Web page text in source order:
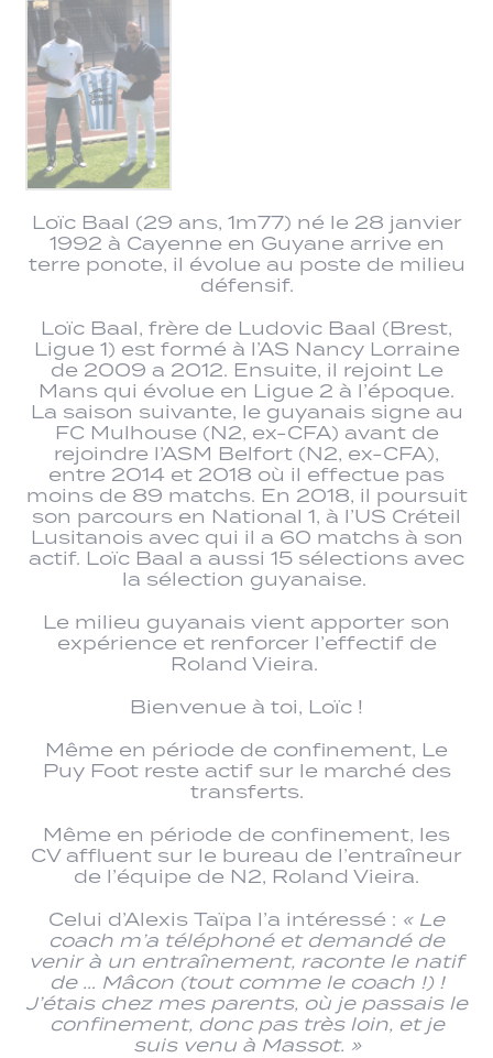
Loïc Baal (29 ans, 1m77) né le 28 janvier
1992 à Cayenne en Guyane arrive en
terre ponote, il évolue au poste de milieu
défensif.
Loïc Baal, frère de Ludovic Baal (Brest,
Ligue 1) est formé à l’AS Nancy Lorraine
de 2009 a 2012. Ensuite, il rejoint Le
Mans qui évolue en Ligue 2 à l’époque.
La saison suivante, le guyanais signe au
FC Mulhouse (N2, ex-CFA) avant de
rejoindre l’ASM Belfort (N2, ex-CFA),
entre 2014 et 2018 où il effectue pas
moins de 89 matchs. En 2018, il poursuit
son parcours en National 1, à l’US Créteil
Lusitanois avec qui il a 60 matchs à son
actif. Loïc Baal a aussi 15 sélections avec
la sélection guyanaise.
Le milieu guyanais vient apporter son
expérience et renforcer l’effectif de
Roland Vieira.
Bienvenue à toi, Loïc !
Même en période de confinement, Le
Puy Foot reste actif sur le marché des
transferts.
Même en période de confinement, les
CV affluent sur le bureau de l’entraîneur
de l’équipe de N2, Roland Vieira.
Celui d’Alexis Taïpa l’a intéressé : « Le
coach m’a téléphoné et demandé de
venir à un entraînement, raconte le natif
de … Mâcon (tout comme le coach !) !
J’étais chez mes parents, où je passais le
confinement, donc pas très loin, et je
suis venu à Massot. »